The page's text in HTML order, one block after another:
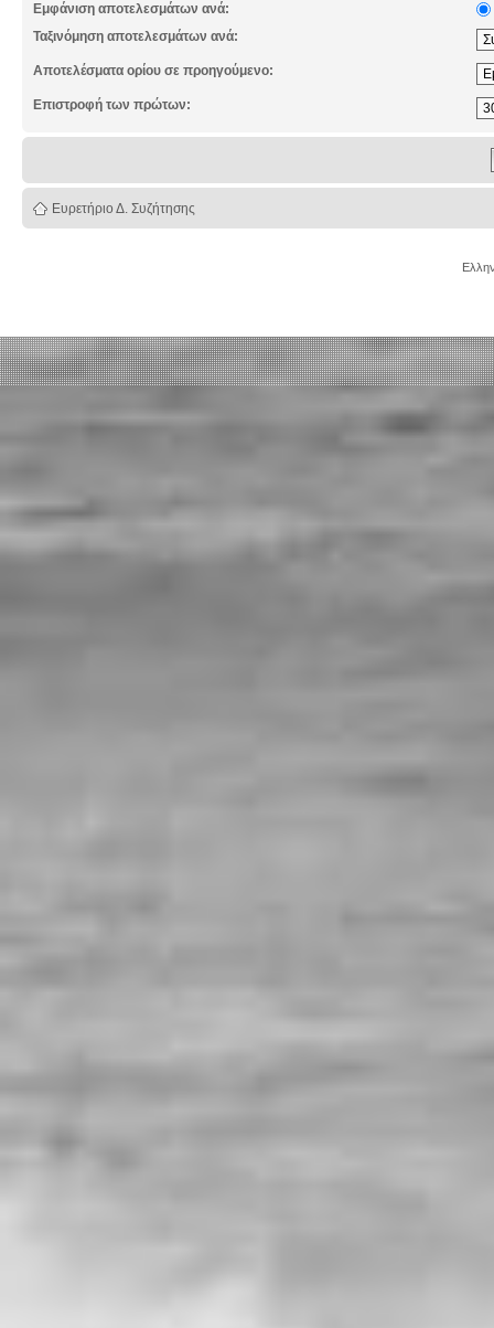
Εμφάνιση αποτελεσμάτων ανά:
Ταξινόμηση αποτελεσμάτων ανά:
Αποτελέσματα ορίου σε προηγούμενο:
Επιστροφή των πρώτων:
Ευρετήριο Δ. Συζήτησης